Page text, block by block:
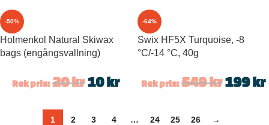
-50%
Holmenkol Natural Skiwax
bags (engångsvallning)
Rek pris: 20kr 10kr
-64%
Swix HF5X Turquoise, -8
°C/-14 °C, 40g
Rek pris: 549kr 199kr
1 2 3 4 … 24 25 26 →